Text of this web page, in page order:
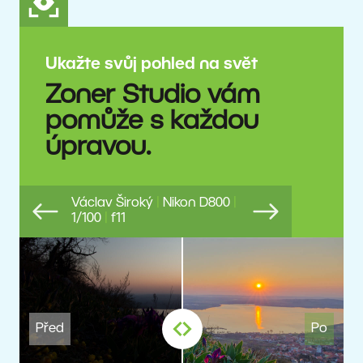
Ukažte svůj pohled na svět
Zoner Studio vám
pomůže s každou
úpravou.
Previous Next
Václav Široký Nikon D800
1/100
f11